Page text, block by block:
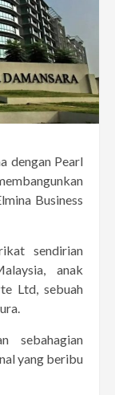
dengan Pearl
Business
sendirian
anak
Ltd, sebuah
sebahagian
yang beribu